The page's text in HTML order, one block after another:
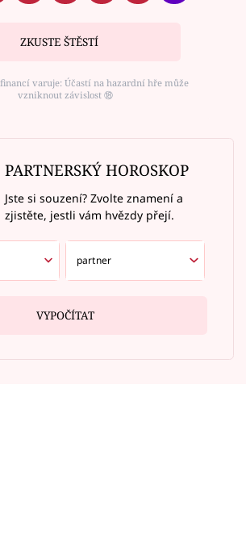
ZKUSTE ŠTĚSTÍ
varuje: Účastí na hazardní hře může
vzniknout závislost ⑱
PARTNERSKÝ HOROSKOP
Jste si souzení? Zvolte znamení a
zjistěte, jestli vám hvězdy přejí.
VYPOČÍTAT